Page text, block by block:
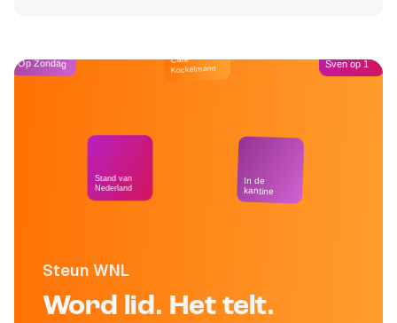
Steun WNL
Word lid. Het telt.
Op Zondag
Stand van
Nederland
Café
Kockelmann
In de
kantine
Sven op 1